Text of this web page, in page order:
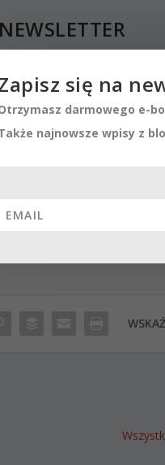
o podstawach medytacji.
materiały tu nie
się na
darmowego e-
najnowsze wpisy z